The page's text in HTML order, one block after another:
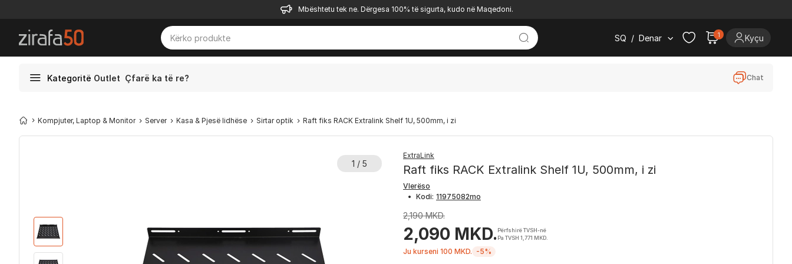
Mbështetu tek ne. Dërgesa 100% të sigurta, kudo në Maqedoni.
SQ / Denar 1 Kyçu
Kategoritë Outlet Çfarë ka të re? Chat
Kompjuter, Laptop & Monitor Server Kasa & Pjesë lidhëse Sirtar optik Raft fiks RACK Extralink Shelf 1U, 500mm, i zi
1 / 5
ExtraLink
Raft fiks RACK Extralink Shelf 1U, 500mm, i zi
Vlerëso
• Kodi:
2,190 MKD.
2,090 MKD.Përfshirë TVSH-në
Pa TVSH 1,771 MKD.
Ju kurseni 100 MKD. -5%